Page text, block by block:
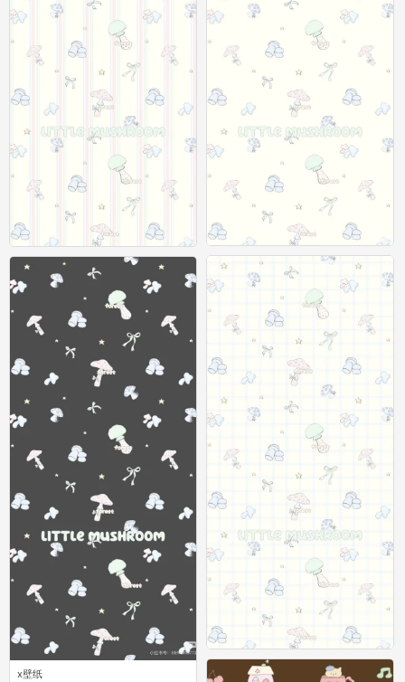
x壁纸
x壁纸
x壁纸
x壁纸